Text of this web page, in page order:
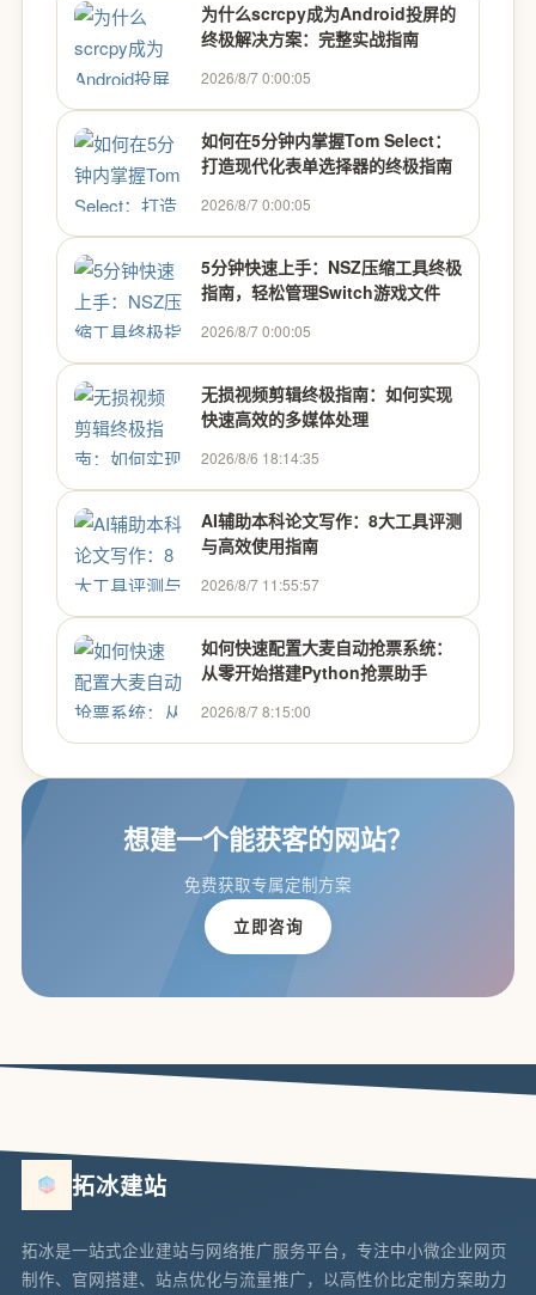
为什么scrcpy成为Android投屏的
终极解决方案：完整实战指南
2026/8/7 0:00:05
如何在5分钟内掌握Tom Select：
打造现代化表单选择器的终极指南
2026/8/7 0:00:05
5分钟快速上手：NSZ压缩工具终极
指南，轻松管理Switch游戏文件
2026/8/7 0:00:05
无损视频剪辑终极指南：如何实现
快速高效的多媒体处理
2026/8/6 18:14:35
AI辅助本科论文写作：8大工具评测
与高效使用指南
2026/8/7 11:55:57
如何快速配置大麦自动抢票系统：
从零开始搭建Python抢票助手
2026/8/7 8:15:00
想建一个能获客的网站？
免费获取专属定制方案
立即咨询
拓冰建站
拓冰是一站式企业建站与网络推广服务平台，专注中小微企业网页
制作、官网搭建、站点优化与流量推广，以高性价比定制方案助力